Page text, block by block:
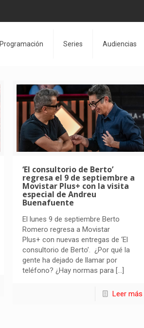
Programación Series Audiencias
‘El consultorio de Berto’
regresa el 9 de septiembre a
Movistar Plus+ con la visita
especial de Andreu
Buenafuente
El lunes 9 de septiembre Berto
Romero regresa a Movistar
Plus+ con nuevas entregas de ‘El
consultorio de Berto’. ¿Por qué la
gente ha dejado de llamar por
teléfono? ¿Hay normas para […]
Leer más